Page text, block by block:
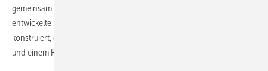
gemeinsam mit dem Rotorblattproduzenten LM Wind Power
entwickelte Rotorblatt. Es wurde speziell für die Windturbine AD 8-180
konstruiert, eine Offshore-Anlage mit einer Nennleistung von 8 MW
und einem Rotordurchmesser von 180